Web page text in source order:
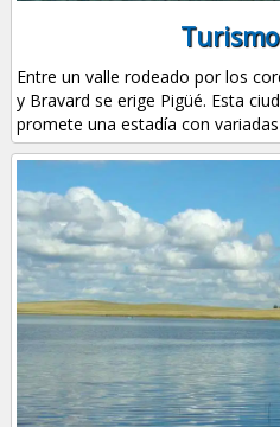
Entre un valle rodeado por los
y Bravard se erige Pigüé. Esta
promete una estadía con